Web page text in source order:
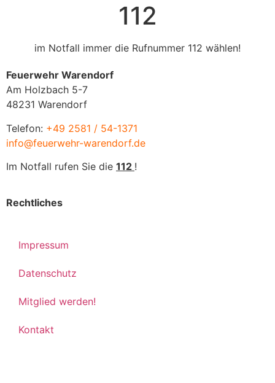
112
im Notfall immer die Rufnummer 112 wählen!
Feuerwehr Warendorf
Am Holzbach 5-7
48231 Warendorf
Telefon: +49 2581 / 54-1371
info@feuerwehr-warendorf.de
Im Notfall rufen Sie die 112 !
Rechtliches
Impressum
Datenschutz
Mitglied werden!
Kontakt